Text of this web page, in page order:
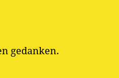
gedanken.